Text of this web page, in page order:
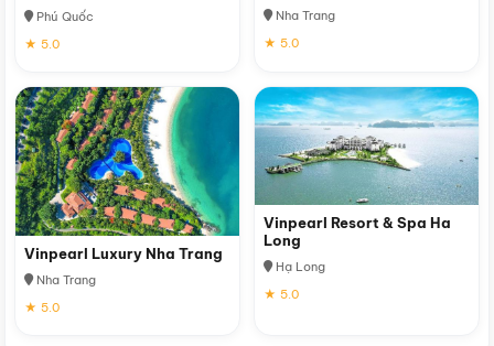
Phú Quốc
★ 5.0
Nha Trang
★ 5.0
Vinpearl Luxury Nha Trang
Nha Trang
★ 5.0
Vinpearl Resort & Spa Ha
Long
Hạ Long
★ 5.0